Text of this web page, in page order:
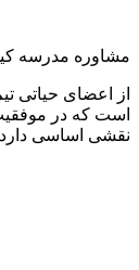
مدرسه
اعضای حیاتی
که در موفقیت
اساسی دارد